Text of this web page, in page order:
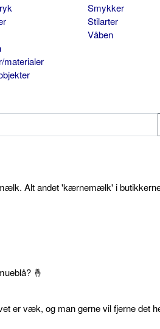
materialer
Smykker
Stilarter
Våben
Alt andet 'kærnemælk' i
🤞
er væk, og man gerne vil fjerne det